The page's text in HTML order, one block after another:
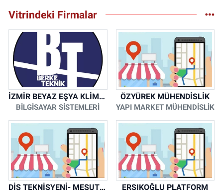
Vitrindeki Firmalar
İZMİR BEYAZ EŞYA KLİMA KOMBİ SERVİSİ
BİLGİSAYAR SİSTEMLERİ
ÖZYÜREK MÜHENDİSLİK
YAPI MARKET MÜHENDİSLİK
DİŞ TEKNİSYENİ- MESUT KORKMAZ ERŞIKOĞLU PLATFORM